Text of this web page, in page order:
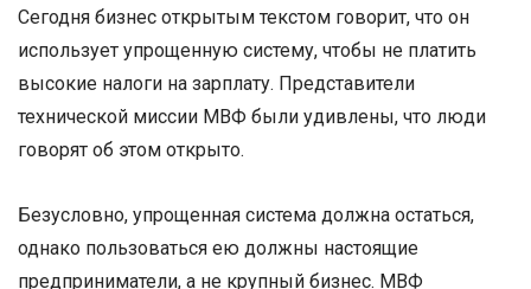
Сегодня бизнес открытым текстом говорит, что он
использует упрощенную систему, чтобы не платить
высокие налоги на зарплату. Представители
технической миссии МВФ были удивлены, что люди
говорят об этом открыто.
Безусловно, упрощенная система должна остаться,
однако пользоваться ею должны настоящие
предприниматели, а не крупный бизнес. МВФ